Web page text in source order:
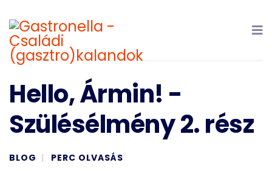
Hello, Ármin! -
Szülésélmény 2. rész
BLOG PERC OLVASÁS